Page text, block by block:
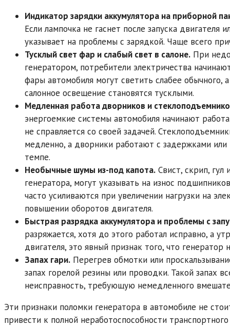
Индикатор зарядки аккумулятора на приборной
Если лампочка не гаснет после запуска двигателя
указывает на проблемы с зарядкой. Чаще всего
Тусклый свет фар и слабый свет в салоне. При
генератором, потребители электричества
фары автомобиля могут светить слабее обычного,
салонное освещение становятся тусклыми.
Медленная работа дворников и
энергоемкие системы автомобиля начинают
не справляется со своей задачей.
медленно, а дворники работают с задержками
темпе.
Необычные шумы из-под капота. Свист, скрип, гул
генератора, могут указывать на износ
часто усиливаются при увеличении нагрузки на
повышении оборотов двигателя.
Быстрая разрядка аккумулятора и проблемы с
разряжается, хотя до этого работал исправно, а
двигателя, это явный признак того, что
Запах гари. Перегрев обмотки или
запах горелой резины или проводки. Такой запах
неисправность, требующую немедленного
Эти признаки поломки генератора в автомобиле не
привести к полной неработоспособности